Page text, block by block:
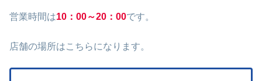
営業時間は10：00～20：00です。
店舗の場所はこちらになります。